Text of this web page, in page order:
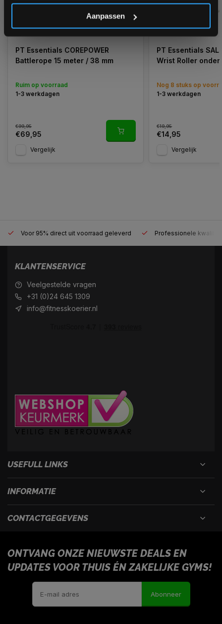
Aanpassen
PT Essentials COREPOWER
Battlerope 15 meter / 38 mm
Ruim op voorraad
1-3 werkdagen
€99,95
€69,95
Vergelijk
PT Essentials
Wrist Roller
Nog 8 stuks op
1-3 werkdagen
€19,95
€14,95
Vergelijk
Voor 95% direct uit voorraad geleverd Professionele
KLANTENSERVICE
Veelgestelde vragen
+31 (0)24 645 1309
info@fitnesskoerier.nl
USEFULL LINKS
INFORMATIE
CONTACTGEGEVENS
ONTVANG ONZE NIEUWSTE DEALS EN
UPDATES VOOR THUIS ÉN ZAKELIJKE GYMS!
Abonneer
*Verzendkosten vallen buiten de korting